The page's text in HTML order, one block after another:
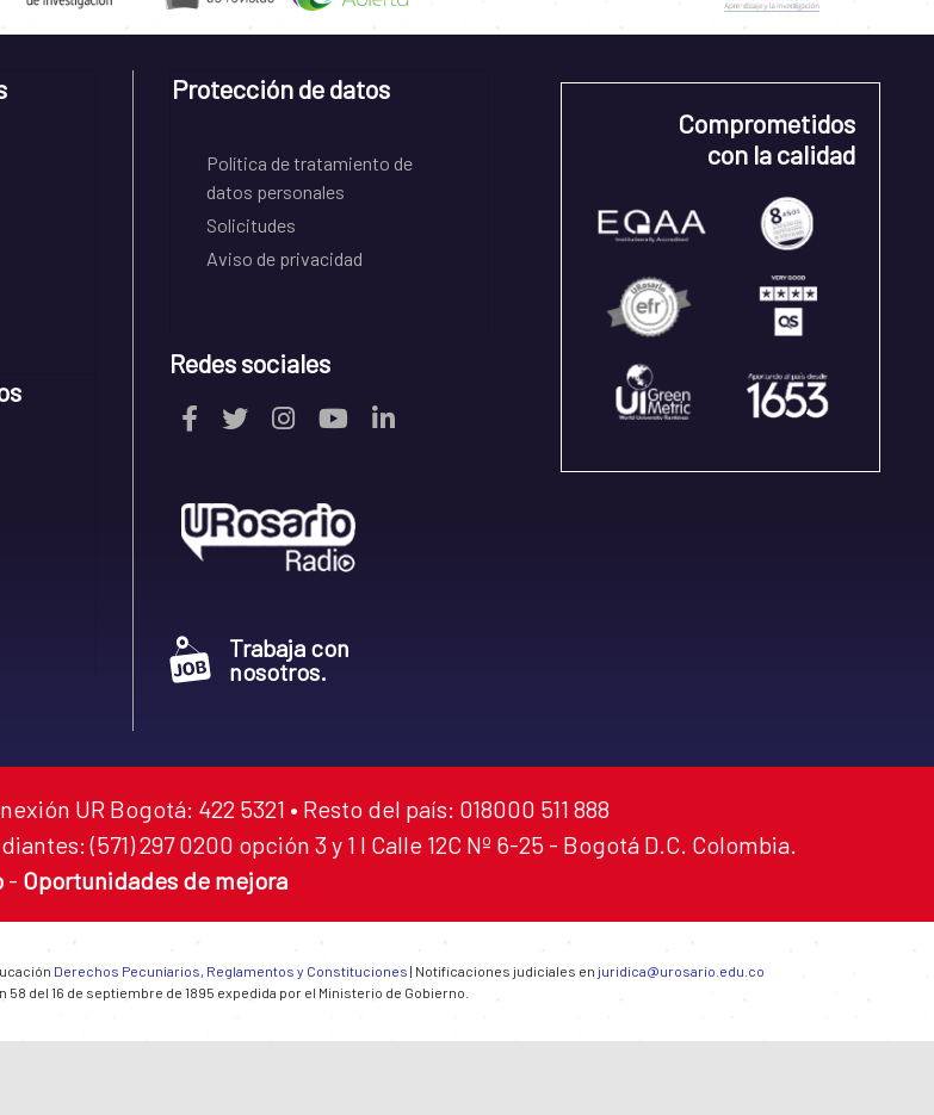
Protección de datos
Política de tratamiento de
datos personales
Solicitudes
Aviso de privacidad
Redes sociales
Trabaja con
nosotros.
Comprometidos
con la calidad
UR Bogotá: 422 5321 • Resto del país: 018000 511 888
(571) 297 0200 opción 3 y 1 I Calle 12C Nº 6-25 - Bogotá D.C. Colombia.
- Oportunidades de mejora
Derechos Pecuniarios, Reglamentos y Constituciones | Notificaciones judiciales en juridica@urosario.edu.co
del 16 de septiembre de 1895 expedida por el Ministerio de Gobierno.